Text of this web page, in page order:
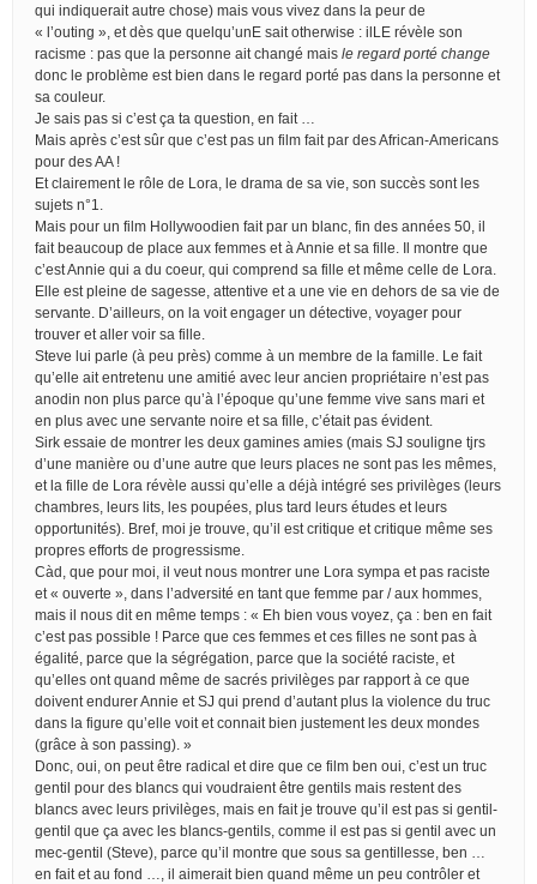
qui indiquerait autre chose) mais vous vivez dans la peur de
« l’outing », et dès que quelqu’unE sait otherwise : ilLE révèle son
racisme : pas que la personne ait changé mais le regard porté change
donc le problème est bien dans le regard porté pas dans la personne et
sa couleur.
Je sais pas si c’est ça ta question, en fait …
Mais après c’est sûr que c’est pas un film fait par des African-Americans
pour des AA !
Et clairement le rôle de Lora, le drama de sa vie, son succès sont les
sujets n°1.
Mais pour un film Hollywoodien fait par un blanc, fin des années 50, il
fait beaucoup de place aux femmes et à Annie et sa fille. Il montre que
c’est Annie qui a du coeur, qui comprend sa fille et même celle de Lora.
Elle est pleine de sagesse, attentive et a une vie en dehors de sa vie de
servante. D’ailleurs, on la voit engager un détective, voyager pour
trouver et aller voir sa fille.
Steve lui parle (à peu près) comme à un membre de la famille. Le fait
qu’elle ait entretenu une amitié avec leur ancien propriétaire n’est pas
anodin non plus parce qu’à l’époque qu’une femme vive sans mari et
en plus avec une servante noire et sa fille, c’était pas évident.
Sirk essaie de montrer les deux gamines amies (mais SJ souligne tjrs
d’une manière ou d’une autre que leurs places ne sont pas les mêmes,
et la fille de Lora révèle aussi qu’elle a déjà intégré ses privilèges (leurs
chambres, leurs lits, les poupées, plus tard leurs études et leurs
opportunités). Bref, moi je trouve, qu’il est critique et critique même ses
propres efforts de progressisme.
Càd, que pour moi, il veut nous montrer une Lora sympa et pas raciste
et « ouverte », dans l’adversité en tant que femme par / aux hommes,
mais il nous dit en même temps : « Eh bien vous voyez, ça : ben en fait
c’est pas possible ! Parce que ces femmes et ces filles ne sont pas à
égalité, parce que la ségrégation, parce que la société raciste, et
qu’elles ont quand même de sacrés privilèges par rapport à ce que
doivent endurer Annie et SJ qui prend d’autant plus la violence du truc
dans la figure qu’elle voit et connait bien justement les deux mondes
(grâce à son passing). »
Donc, oui, on peut être radical et dire que ce film ben oui, c’est un truc
gentil pour des blancs qui voudraient être gentils mais restent des
blancs avec leurs privilèges, mais en fait je trouve qu’il est pas si gentil-
gentil que ça avec les blancs-gentils, comme il est pas si gentil avec un
mec-gentil (Steve), parce qu’il montre que sous sa gentillesse, ben …
en fait et au fond …, il aimerait bien quand même un peu contrôler et